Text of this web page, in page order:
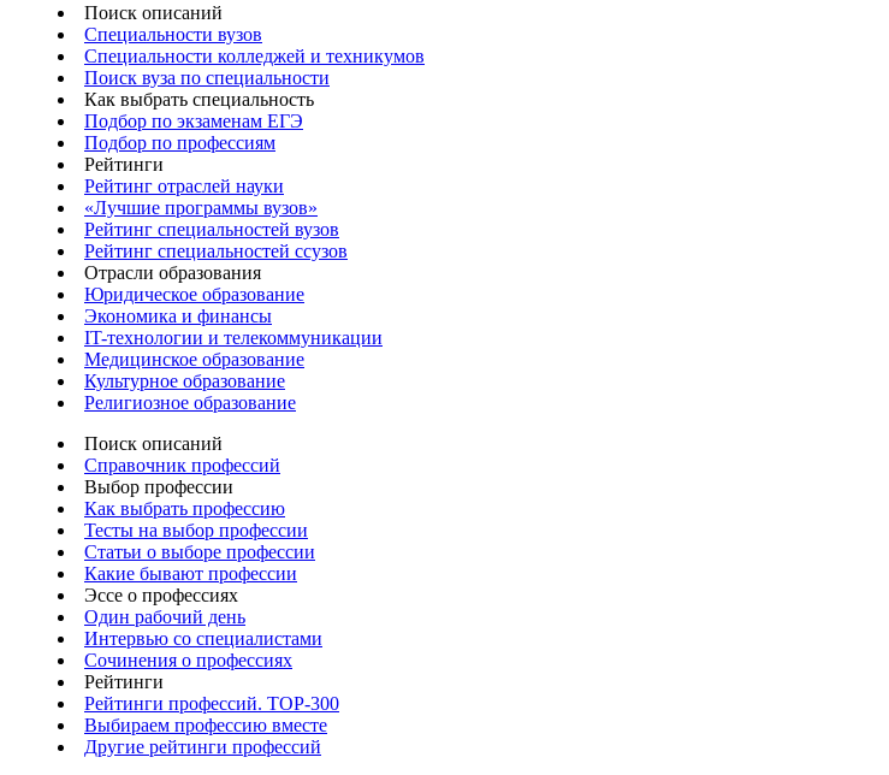
Поиск описаний
Специальности вузов
Специальности колледжей и техникумов
Поиск вуза по специальности
Как выбрать специальность
Подбор по экзаменам ЕГЭ
Подбор по профессиям
Рейтинги
Рейтинг отраслей науки
«Лучшие программы вузов»
Рейтинг специальностей вузов
Рейтинг специальностей ссузов
Отрасли образования
Юридическое образование
Экономика и финансы
IT-технологии и телекоммуникации
Медицинское образование
Культурное образование
Религиозное образование
Поиск описаний
Справочник профессий
Выбор профессии
Как выбрать профессию
Тесты на выбор профессии
Статьи о выборе профессии
Какие бывают профессии
Эссе о профессиях
Один рабочий день
Интервью со специалистами
Сочинения о профессиях
Рейтинги
Рейтинги профессий. TOP-300
Выбираем профессию вместе
Другие рейтинги профессий